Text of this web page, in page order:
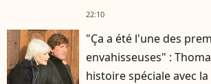
22:10
"Ça a été l'une des
envahisseuses" :
histoire spéciale avec